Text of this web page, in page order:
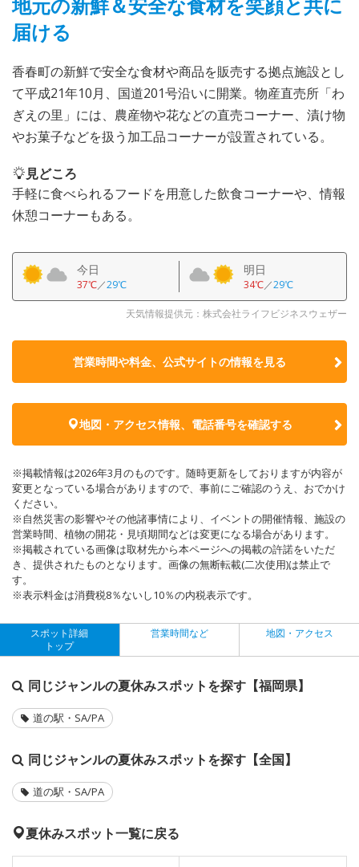
届ける
香春町の新鮮で安全な食材や商品を販売する拠点施設とし
て平成21年10月、国道201号沿いに開業。物産直売所「わ
ぎえの里」には、農産物や花などの直売コーナー、漬け物
やお菓子などを扱う加工品コーナーが設置されている。
見どころ
手軽に食べられるフードを用意した飲食コーナーや、情報
休憩コーナーもある。
今日
37℃／29℃
明日
34℃／29℃
天気情報提供元：株式会社ライフビジネスウェザー
営業時間や料金、公式サイトの情報を見る
地図・アクセス情報、電話番号を確認する
※掲載情報は2026年3月のものです。随時更新をしておりますが内容が
変更となっている場合がありますので、事前にご確認のうえ、おでかけ
ください。
※自然災害の影響やその他諸事情により、イベントの開催情報、施設の
営業時間、植物の開花・見頃期間などは変更になる場合があります。
※掲載されている画像は取材先から本ページへの掲載の許諾をいただ
き、提供されたものとなります。画像の無断転載(二次使用)は禁止で
す。
※表示料金は消費税8％ないし10％の内税表示です。
スポット詳細
トップ
営業時間など 地図・アクセス
同じジャンルの夏休みスポットを探す【福岡県】
道の駅・SA/PA
同じジャンルの夏休みスポットを探す【全国】
道の駅・SA/PA
夏休みスポット一覧に戻る